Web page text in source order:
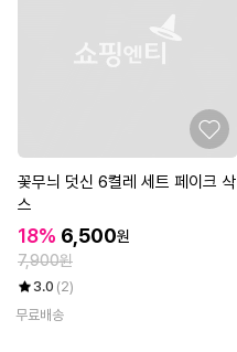
꽃무늬 덧신 6켤레 세트 페이크 삭
스
18% 6,500원
7,900원
3.0 (2)
무료배송